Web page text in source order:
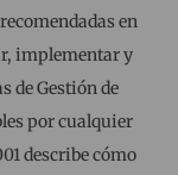
en
implementar y
de Gestión de
por cualquier
describe cómo